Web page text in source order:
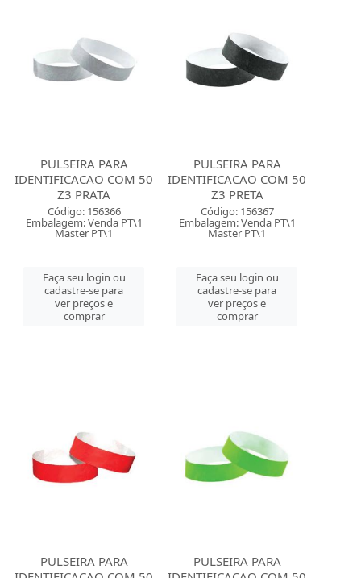
PULSEIRA PARA
IDENTIFICACAO COM 50
Z3 PRATA
Código: 156366
Embalagem: Venda PT\1
Master PT\1
Faça seu login ou
cadastre-se para
ver preços e
comprar
PULSEIRA PARA
IDENTIFICACAO COM 50
Z3 PRETA
Código: 156367
Embalagem: Venda PT\1
Master PT\1
Faça seu login ou
cadastre-se para
ver preços e
comprar
PULSEIRA PARA
PULSEIRA PARA